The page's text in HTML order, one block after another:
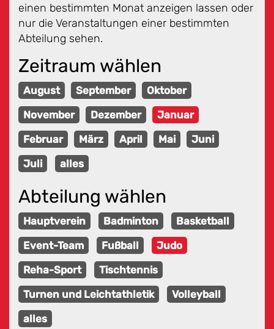
einen bestimmten Monat anzeigen lassen oder
nur die Veranstaltungen einer bestimmten
Abteilung sehen.
Zeitraum wählen
August September
Oktober
November
Dezember
Januar
Februar
März April Mai
Juni
Juli
alles
Abteilung wählen
Hauptverein Badminton
Basketball
Event-Team
Fußball
Judo
Reha-Sport
Tischtennis
Turnen und Leichtathletik
Volleyball
alles